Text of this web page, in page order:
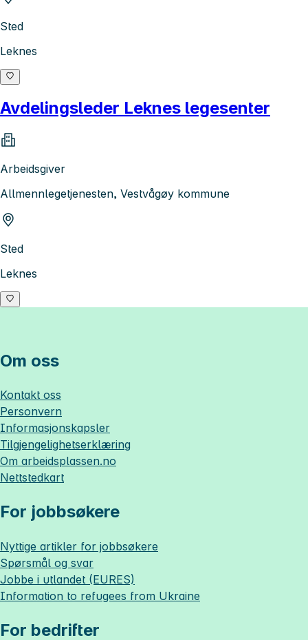
Sted
Leknes
Avdelingsleder Leknes legesenter
Arbeidsgiver
Allmennlegetjenesten, Vestvågøy kommune
Sted
Leknes
Om oss
Kontakt oss
Personvern
Informasjonskapsler
Tilgjengelighetserklæring
Om arbeidsplassen.no
Nettstedkart
For jobbsøkere
Nyttige artikler for jobbsøkere
Spørsmål og svar
Jobbe i utlandet (EURES)
Information to refugees from Ukraine
For bedrifter